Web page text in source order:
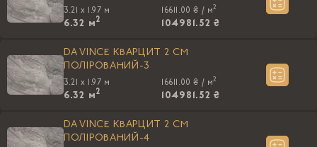
3.21 x 1.97 м
6.32 м2
16611.00 ₴ / м2
104981.52 ₴
DA VINCE КВАРЦИТ 2 CM
ПОЛIРОВАНИЙ-3
3.21 x 1.97 м
6.32 м2
16611.00 ₴ / м2
104981.52 ₴
DA VINCE КВАРЦИТ 2 CM
ПОЛIРОВАНИЙ-4